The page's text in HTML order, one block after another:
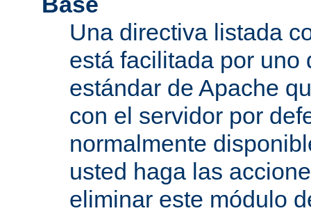
Una directiva listada
está facilitada por uno
estándar de Apache
con el servidor por
normalmente
usted haga las
eliminar este módulo